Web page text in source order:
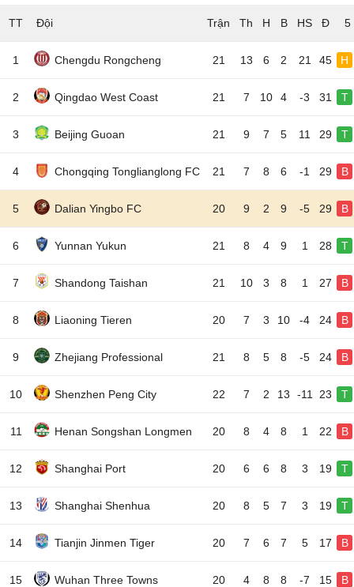
TT Đội 5
1 Chengdu Rongcheng 21 13 6 2 21 45 H
2 Qingdao West Coast 21 7 10 4 -3 31 T
3 Beijing Guoan 21 9 7 5 11 29 T
4 Chongqing Tonglianglong FC 21 7 8 6 -1 29 B
5 Dalian Yingbo FC 20 9 2 9 -5 29 B
6 Yunnan Yukun 21 8 4 9 1 28 T
7 Shandong Taishan 21 10 3 8 1 27 B
8 Liaoning Tieren 20 7 3 10 -4 24 B
9 Zhejiang Professional 21 8 5 8 -5 24 B
10 Shenzhen Peng City 22 7 2 13 -11 23 T
11 Henan Songshan Longmen 20 8 4 8 1 22 B
12 Shanghai Port 20 6 6 8 3 19 T
13 Shanghai Shenhua 20 8 5 7 3 19 T
14 Tianjin Jinmen Tiger 20 7 6 7 5 17 B
15 Wuhan Three Towns 20 4 8 8 -7 15 B